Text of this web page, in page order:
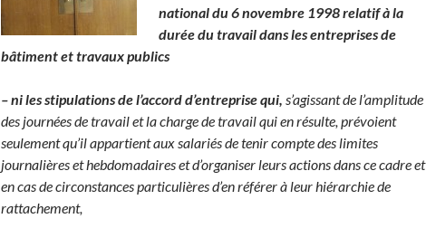
national du 6 novembre 1998 relatif à la
durée du travail dans les entreprises de
bâtiment et travaux publics
– ni les stipulations de l’accord d’entreprise qui, s’agissant de l’amplitude
des journées de travail et la charge de travail qui en résulte, prévoient
seulement qu’il appartient aux salariés de tenir compte des limites
journalières et hebdomadaires et d’organiser leurs actions dans ce cadre et
en cas de circonstances particulières d’en référer à leur hiérarchie de
rattachement,